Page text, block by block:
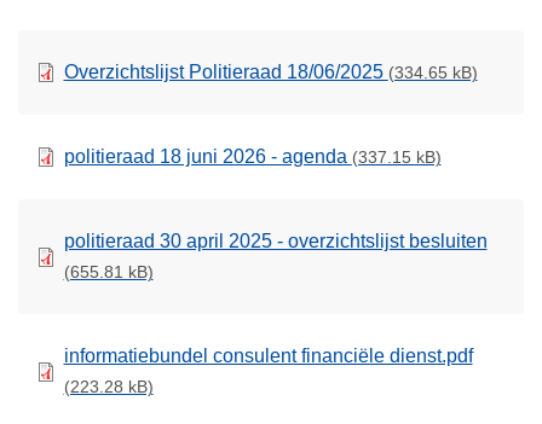
Overzichtslijst Politieraad 18/06/2025 (334.65 kB)
politieraad 18 juni 2026 - agenda (337.15 kB)
politieraad 30 april 2025 - overzichtslijst besluiten
(655.81 kB)
informatiebundel consulent financiële dienst.pdf
(223.28 kB)